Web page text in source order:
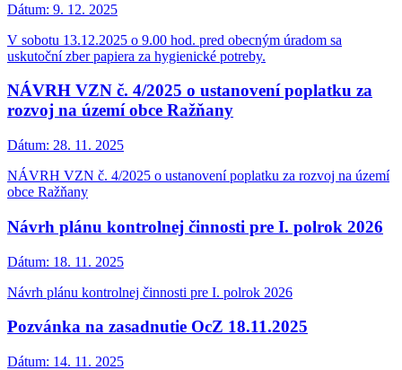
Dátum: 9. 12. 2025
V sobotu 13.12.2025 o 9.00 hod. pred obecným úradom sa
uskutoční zber papiera za hygienické potreby.
NÁVRH VZN č. 4/2025 o ustanovení poplatku za
rozvoj na území obce Ražňany
Dátum: 28. 11. 2025
NÁVRH VZN č. 4/2025 o ustanovení poplatku za rozvoj na území
obce Ražňany
Návrh plánu kontrolnej činnosti pre I. polrok 2026
Dátum: 18. 11. 2025
Návrh plánu kontrolnej činnosti pre I. polrok 2026
Pozvánka na zasadnutie OcZ 18.11.2025
Dátum: 14. 11. 2025